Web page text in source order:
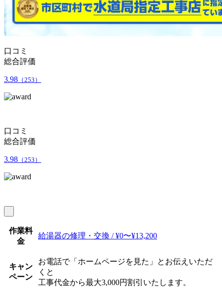
口コミ
総合評価
3.98 （253）
口コミ
総合評価
3.98 （253）
作業料
金
給湯器の修理・交換 / ¥0〜¥13,200
キャン
ペーン
お電話で「ホームページを見た」とお伝えいただ
くと
工事代金から最大3,000円割引いたします。